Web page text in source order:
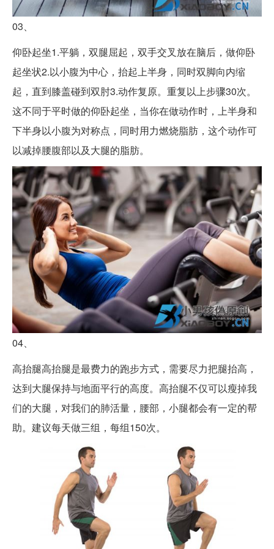
03、
仰卧起坐1.平躺，双腿屈起，双手交叉放在脑后，做仰卧
起坐状2.以小腹为中心，抬起上半身，同时双脚向内缩
起，直到膝盖碰到双肘3.动作复原。重复以上步骤30次。
这不同于平时做的仰卧起坐，当你在做动作时，上半身和
下半身以小腹为对称点，同时用力燃烧脂肪，这个动作可
以减掉腰腹部以及大腿的脂肪。
04、
高抬腿高抬腿是最费力的跑步方式，需要尽力把腿抬高，
达到大腿保持与地面平行的高度。高抬腿不仅可以瘦掉我
们的大腿，对我们的肺活量，腰部，小腿都会有一定的帮
助。建议每天做三组，每组150次。